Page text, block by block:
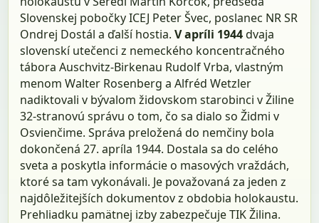
Slovenskej pobočky ICEJ Peter Švec, poslanec NR SR
Ondrej Dostál a ďalší hostia.V apríli 1944dvaja
slovenskí utečenci z nemeckého koncentračného
tábora Auschvitz-Birkenau Rudolf Vrba, vlastným
menom Walter Rosenberg a Alfréd Wetzler
nadiktovali v bývalom židovskom starobinci v Žiline
32-stranovú správu o tom, čo sa dialo so Židmi v
Osvienčime. Správa preložená do nemčiny bola
dokončená 27. apríla 1944. Dostala sa do celého
sveta a poskytla informácie o masových vraždách,
ktoré sa tam vykonávali. Je považovaná za jeden z
najdôležitejších dokumentov z obdobia holokaustu.
Prehliadku pamätnej izby zabezpečuje TIK Žilina.